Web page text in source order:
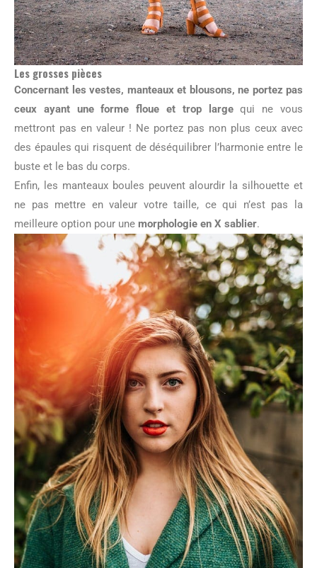
Les grosses pièces
Concernant les vestes, manteaux et blousons, ne portez pas
ceux ayant une forme floue et trop largequi ne vous
mettront pas en valeur ! Ne portez pas non plus ceux avec
des épaules qui risquent de déséquilibrer l’harmonie entre le
buste et le bas du corps.
Enfin, les manteaux boules peuvent alourdir la silhouette et
ne pas mettre en valeur votre taille, ce qui n’est pas la
meilleure option pour une morphologie en X sablier.